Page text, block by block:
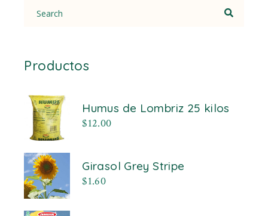
for:
Productos
Humus de Lombriz 25 kilos
$12.00
Girasol Grey Stripe
$1.60